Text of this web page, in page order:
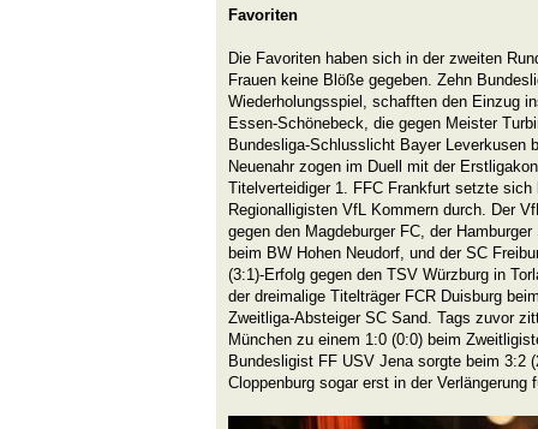
Favoriten
Die Favoriten haben sich in der zweiten
Frauen keine Blöße gegeben. Zehn
Wiederholungsspiel, schafften den Einzug
Essen-Schönebeck, die gegen Meister
Bundesliga-Schlusslicht Bayer Leverkusen
Neuenahr zogen im Duell mit der
Titelverteidiger 1. FFC Frankfurt setzte
Regionalligisten VfL Kommern durch. Der
gegen den Magdeburger FC, der
beim BW Hohen Neudorf, und der SC
(3:1)-Erfolg gegen den TSV Würzburg in
der dreimalige Titelträger FCR Duisburg
Zweitliga-Absteiger SC Sand. Tags zuvor
München zu einem 1:0 (0:0) beim
Bundesligist FF USV Jena sorgte beim 3:2
Cloppenburg sogar erst in der Verlängerung